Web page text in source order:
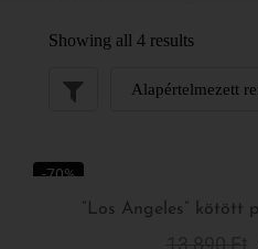
Showing all 4 results
-70%
“Los Angeles” kötött